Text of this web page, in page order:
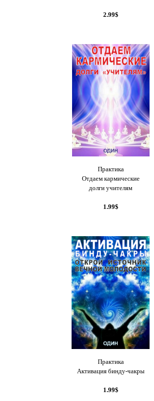
2.99$
Практика
Отдаем кармические
долги учителям
1.99$
Практика
Активация бинду-чакры
1.99$